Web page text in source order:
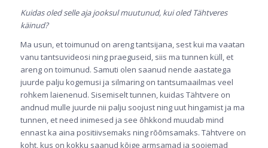
Kuidas oled selle aja jooksul muutunud, kui oled Tähtveres
käinud?
Ma usun, et toimunud on areng tantsijana, sest kui ma vaatan
vanu tantsuvideosi ning praeguseid, siis ma tunnen küll, et
areng on toimunud. Samuti olen saanud nende aastatega
juurde palju kogemusi ja silmaring on tantsumaailmas veel
rohkem laienenud. Sisemiselt tunnen, kuidas Tähtvere on
andnud mulle juurde nii palju soojust ning uut hingamist ja ma
tunnen, et need inimesed ja see õhkkond muudab mind
ennast ka aina positiivsemaks ning rõõmsamaks. Tähtvere on
koht, kus on kokku saanud kõige armsamad ja soojemad